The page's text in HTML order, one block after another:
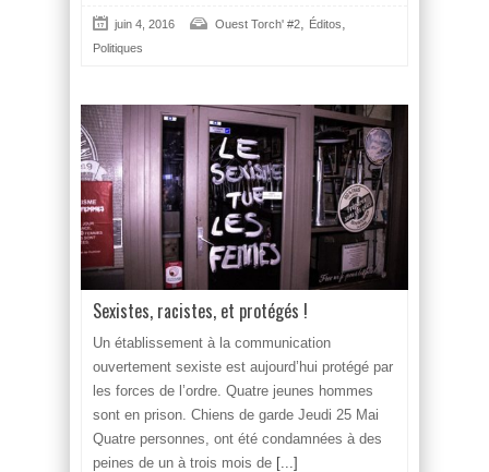
juin 4, 2016 Ouest Torch' #2 Éditos
Politiques
Sexistes, racistes, et protégés !
Un établissement à la communication
ouvertement sexiste est aujourd’hui protégé par
les forces de l’ordre. Quatre jeunes hommes
sont en prison. Chiens de garde Jeudi 25 Mai
Quatre personnes, ont été condamnées à des
peines de un à trois mois de [...]